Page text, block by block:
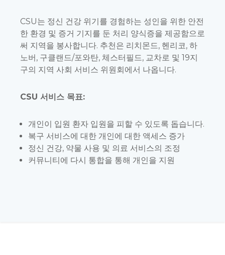
CSU는 정신 건강 위기를 경험하는 성인을 위한 안전
한 환경 및 증거 기지를 둔 처리 양식증을 제공함으로
써 지역을 봉사합니다. 추천은 리치몬드, 헨리코, 하
노버, 구클랜드/포와탄, 체스터필드, 교차로 및 19지
구의 지역 사회 서비스 위원회에서 나옵니다.
CSU 서비스 목표:
개인이 입원 환자 입원을 피할 수 있도록 돕습니다.
복구 서비스에 대한 개인에 대한 액세스 증가
정신 건강, 약물 사용 및 의료 서비스의 조정
커뮤니티에 다시 통합을 통해 개인을 지원